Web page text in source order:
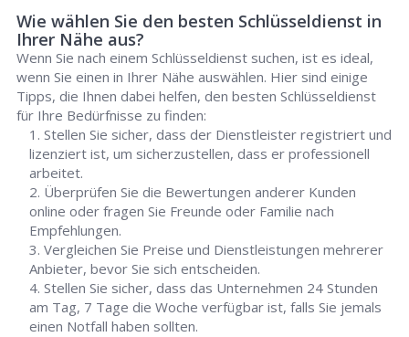
Wie wählen Sie den besten Schlüsseldienst in
Ihrer Nähe aus?
Wenn Sie nach einem Schlüsseldienst suchen, ist es ideal,
wenn Sie einen in Ihrer Nähe auswählen. Hier sind einige
Tipps, die Ihnen dabei helfen, den besten Schlüsseldienst
für Ihre Bedürfnisse zu finden:
Stellen Sie sicher, dass der Dienstleister registriert und
lizenziert ist, um sicherzustellen, dass er professionell
arbeitet.
Überprüfen Sie die Bewertungen anderer Kunden
online oder fragen Sie Freunde oder Familie nach
Empfehlungen.
Vergleichen Sie Preise und Dienstleistungen mehrerer
Anbieter, bevor Sie sich entscheiden.
Stellen Sie sicher, dass das Unternehmen 24 Stunden
am Tag, 7 Tage die Woche verfügbar ist, falls Sie jemals
einen Notfall haben sollten.